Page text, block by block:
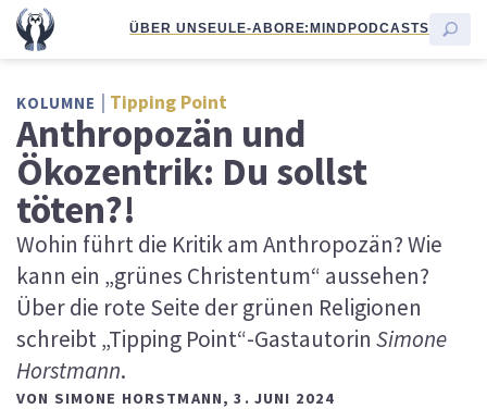
ÜBER UNSEULE-ABORE:MINDPODCASTS
KOLUMNE Tipping Point
Anthropozän und
Ökozentrik: Du sollst
töten?!
Wohin führt die Kritik am Anthropozän? Wie
kann ein „grünes Christentum“ aussehen?
Über die rote Seite der grünen Religionen
schreibt „Tipping Point“-Gastautorin Simone
Horstmann.
VON SIMONE HORSTMANN,3. JUNI 2024